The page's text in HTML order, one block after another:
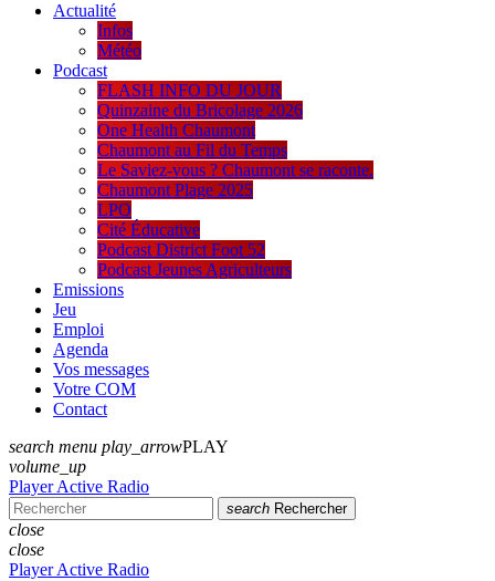
Actualité
Infos
Météo
Podcast
FLASH INFO DU JOUR
Quinzaine du Bricolage 2026
One Health Chaumont
Chaumont au Fil du Temps
Le Saviez-vous ? Chaumont se raconte.
Chaumont Plage 2025
LPO
Cité Éducative
Podcast District Foot 52
Podcast Jeunes Agriculteurs
Emissions
Jeu
Emploi
Agenda
Vos messages
Votre COM
Contact
search menu play_arrowPLAY
volume_up
Player Active Radio
search Rechercher
close
close
Player Active Radio